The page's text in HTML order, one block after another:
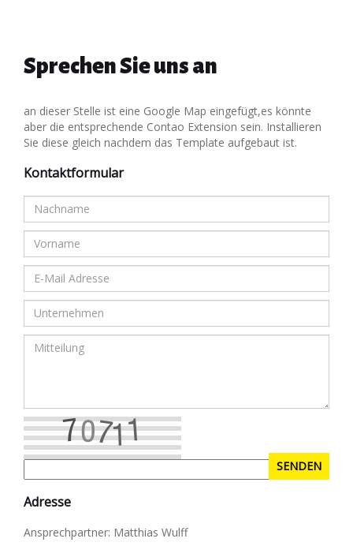
Sprechen Sie uns an
an dieser Stelle ist eine Google Map eingefügt,es könnte
aber die entsprechende Contao Extension sein. Installieren
Sie diese gleich nachdem das Template aufgebaut ist.
Kontaktformular
Adresse
Ansprechpartner: Matthias Wulff